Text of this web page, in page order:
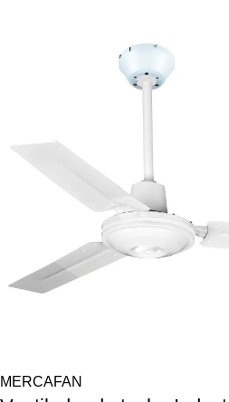
MERCAFAN